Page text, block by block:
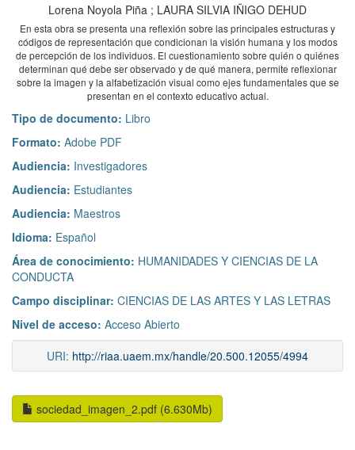
Lorena Noyola Piña ; LAURA SILVIA IÑIGO DEHUD
En esta obra se presenta una reflexión sobre las principales estructuras y
códigos de representación que condicionan la visión humana y los modos
de percepción de los individuos. El cuestionamiento sobre quién o quiénes
determinan qué debe ser observado y de qué manera, permite reflexionar
sobre la imagen y la alfabetización visual como ejes fundamentales que se
presentan en el contexto educativo actual.
Tipo de documento: Libro
Formato: Adobe PDF
Audiencia: Investigadores
Audiencia: Estudiantes
Audiencia: Maestros
Idioma: Español
Área de conocimiento: HUMANIDADES Y CIENCIAS DE LA
CONDUCTA
Campo disciplinar: CIENCIAS DE LAS ARTES Y LAS LETRAS
Nivel de acceso: Acceso Abierto
URI: http://riaa.uaem.mx/handle/20.500.12055/4994
sociedad_imagen_2.pdf (6.630Mb)